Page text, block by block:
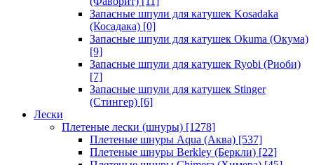
Запасные шпули для катушек Kosadaka
(Косадака) [0]
Запасные шпули для катушек Okuma (Окума)
[9]
Запасные шпули для катушек Ryobi (Риоби)
[7]
Запасные шпули для катушек Stinger
(Стингер) [6]
Лески
Плетеные лески (шнуры) [1278]
Плетеные шнуры Aqua (Аква) [537]
Плетеные шнуры Berkley (Беркли) [22]